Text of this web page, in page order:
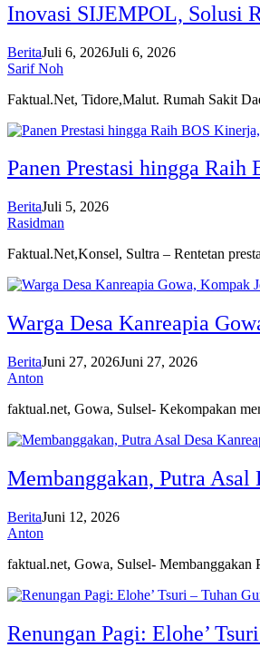
Inovasi SIJEMPOL, Solusi
BeritaJuli 6, 2026Juli 6, 2026
Sarif Noh
Faktual.Net, Tidore,Malut. Rumah Sakit
Panen Prestasi hingga
BeritaJuli 5, 2026
Rasidman
Faktual.Net,Konsel, Sultra – Rentetan
Warga Desa Kanreapia
BeritaJuni 27, 2026Juni 27, 2026
Anton
faktual.net, Gowa, Sulsel- Kekompakan
Membanggakan, Putra Asal
BeritaJuni 12, 2026
Anton
faktual.net, Gowa, Sulsel-
Renungan Pagi: Elohe’